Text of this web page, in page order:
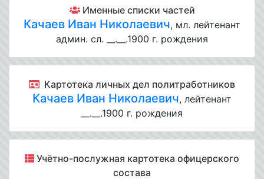
Именные списки частей
Качаев Иван Николаевич, мл. лейтенант
админ. сл. __.__.1900 г. рождения
Картотека личных дел политработников
Качаев Иван Николаевич, лейтенант
__.__.1900 г. рождения
Учётно-послужная картотека офицерского
состава